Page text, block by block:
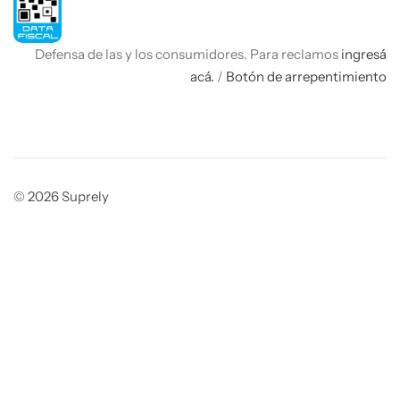
Defensa de las y los consumidores. Para reclamos ingresá
acá. / Botón de arrepentimiento
© 2026 Suprely